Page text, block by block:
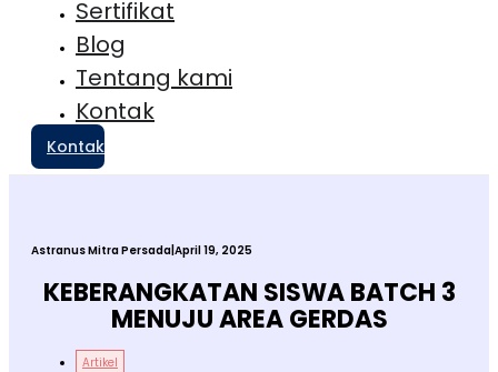
Sertifikat
Blog
Tentang kami
Kontak
Kontak
Astranus Mitra Persada April 19, 2025
KEBERANGKATAN SISWA BATCH 3
MENUJU AREA GERDAS
Artikel